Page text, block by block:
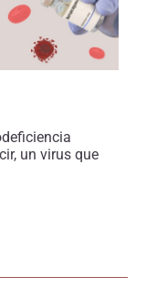
un virus que